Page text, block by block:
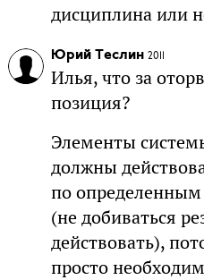
дисциплина или
Юрий Теслин 2011
Илья, что за
позиция?
Элементы
должны
по
(не добиваться
действовать),
просто